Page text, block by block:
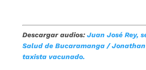
Descargar audios:Juan José Rey,
Salud de Bucaramanga / Jonathan
taxista vacunado.